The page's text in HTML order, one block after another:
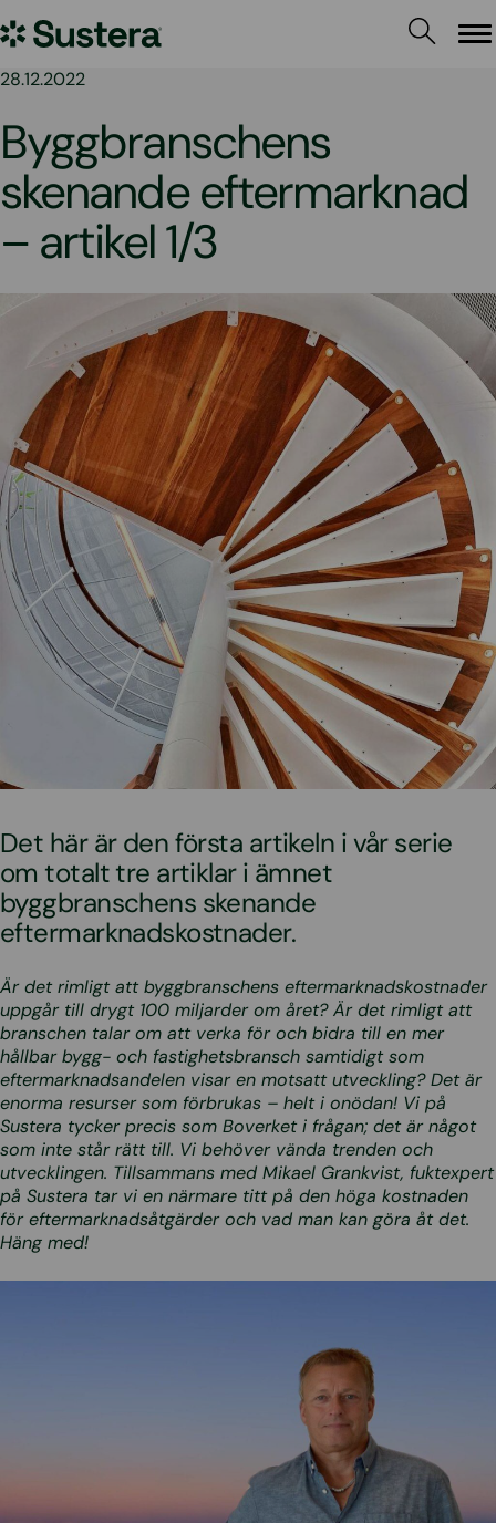
till
Sustera
Sweden
28.12.2022
Byggbranschens
skenande eftermarknad
– artikel 1/3
Det här är den första artikeln i vår serie
om totalt tre artiklar i ämnet
byggbranschens skenande
eftermarknadskostnader.
Är det rimligt att byggbranschens eftermarknadskostnader
uppgår till drygt 100 miljarder om året? Är det rimligt att
branschen talar om att verka för och bidra till en mer
hållbar bygg- och fastighetsbransch samtidigt som
eftermarknadsandelen visar en motsatt utveckling? Det är
enorma resurser som förbrukas – helt i onödan! Vi på
Sustera tycker precis som Boverket i frågan; det är något
som inte står rätt till. Vi behöver vända trenden och
utvecklingen. Tillsammans med Mikael Grankvist, fuktexpert
på Sustera tar vi en närmare titt på den höga kostnaden
för eftermarknadsåtgärder och vad man kan göra åt det.
Häng med!